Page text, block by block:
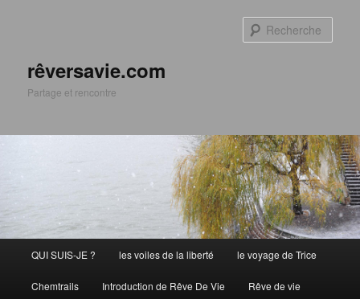
rêversavie.com
Partage et rencontre
principal
QUI SUIS-JE ? les voiles de la liberté le voyage de Trice
Chemtrails Introduction de Rêve De Vie Rêve de vie